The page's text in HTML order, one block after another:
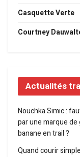
Casquette Verte
Courtney
Actualités
Nouchka Simic :
par une marque
banane en trail ?
Quand courir